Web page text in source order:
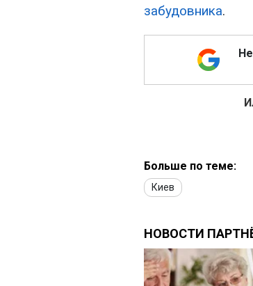
забудовника.
Больше по теме:
Киев